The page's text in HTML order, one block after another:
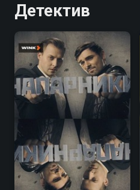
Детектив
5.8